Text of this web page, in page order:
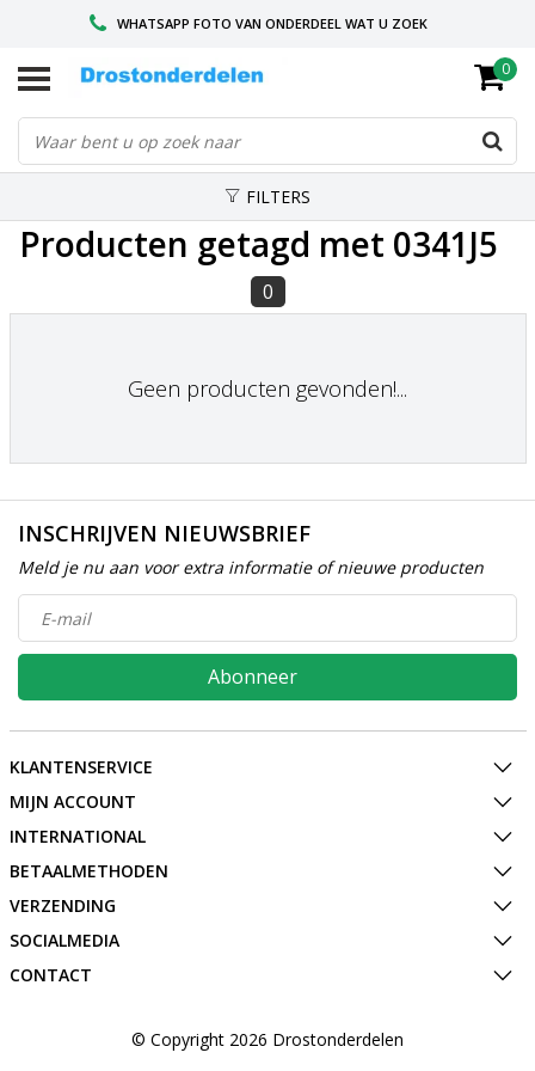
WHATSAPP FOTO VAN ONDERDEEL WAT U ZOEK
VOOR 16.00 BESTELD, VANDAAG VERZONDEN
GESPECIALISEERD PEUGEOT
0
FILTERS
Producten getagd met 0341J5
0
Geen producten gevonden!...
INSCHRIJVEN NIEUWSBRIEF
Meld je nu aan voor extra informatie of nieuwe producten
Abonneer
KLANTENSERVICE
MIJN ACCOUNT
INTERNATIONAL
BETAALMETHODEN
VERZENDING
SOCIALMEDIA
CONTACT
© Copyright 2026 Drostonderdelen